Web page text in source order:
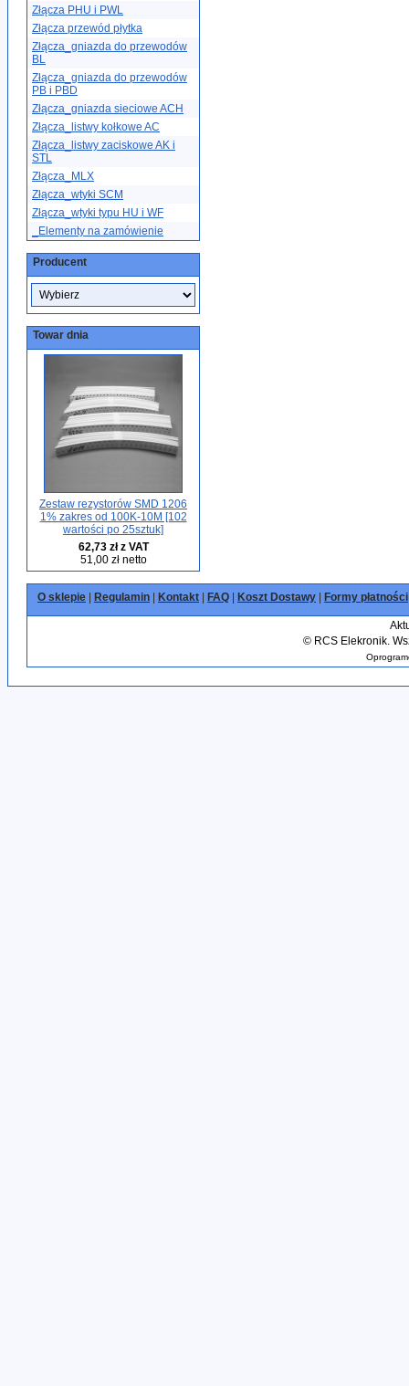
Złącza PHU i PWL
Złącza przewód płytka
Złącza_gniazda do przewodów
BL
Złącza_gniazda do przewodów
PB i PBD
Złącza_gniazda sieciowe ACH
Złącza_listwy kołkowe AC
Złącza_listwy zaciskowe AK i
STL
Złącza_MLX
Złącza_wtyki SCM
Złącza_wtyki typu HU i WF
_Elementy na zamówienie
Producent
Towar dnia
Zestaw rezystorów SMD 1206
1% zakres od 100K-10M [102
wartości po 25sztuk]
62,73 zł z VAT
51,00 zł netto
O sklepie Regulamin Kontakt FAQ Koszt Dostawy Formy płatności
©RCS Elekronik.